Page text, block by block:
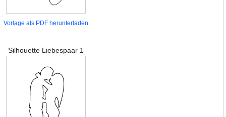
Vorlage als PDF herunterladen
Silhouette Liebespaar 1